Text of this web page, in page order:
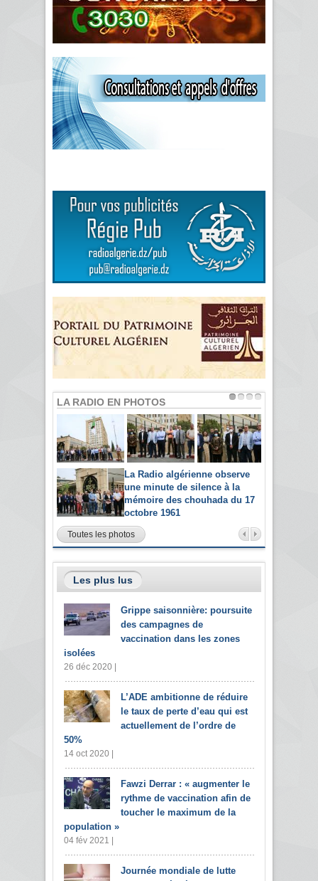
LA RADIO EN PHOTOS
La Radio algérienne observe
une minute de silence à la
mémoire des chouhada du 17
octobre 1961
Toutes les photos
Les plus lus
Grippe saisonnière: poursuite
des campagnes de
vaccination dans les zones
isolées
26 déc 2020 |
L’ADE ambitionne de réduire
le taux de perte d’eau qui est
actuellement de l’ordre de
50%
14 oct 2020 |
Fawzi Derrar : « augmenter le
rythme de vaccination afin de
toucher le maximum de la
population »
04 fév 2021 |
Journée mondiale de lutte